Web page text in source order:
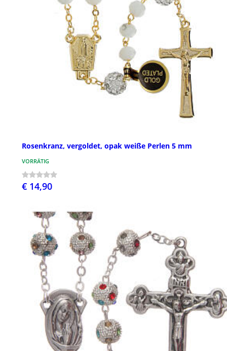
Rosenkranz, vergoldet, opak weiße Perlen 5 mm
VORRÄTIG
€ 14,90